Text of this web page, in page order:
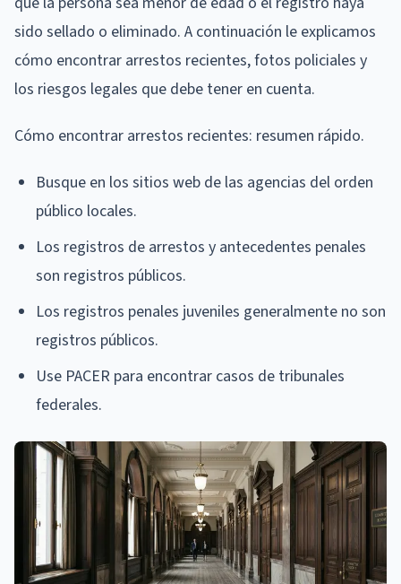
sido sellado o eliminado. A continuación le explicamos
cómo encontrar arrestos recientes, fotos policiales y
los riesgos legales que debe tener en cuenta.
Cómo encontrar arrestos recientes: resumen rápido.
Busque en los sitios web de las agencias del orden
público locales.
Los registros de arrestos y antecedentes penales
son registros públicos.
Los registros penales juveniles generalmente no son
registros públicos.
Use PACER para encontrar casos de tribunales
federales.